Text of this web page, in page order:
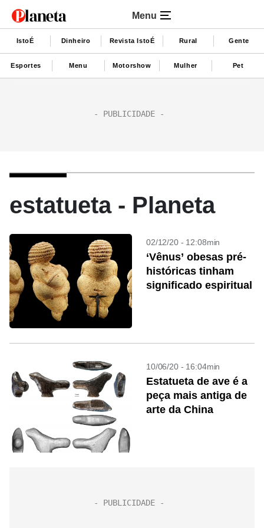
Menu
IstoÉ Dinheiro Revista IstoÉ Rural Gente
Esportes Menu Motorshow Mulher Pet
estatueta - Planeta
02/12/20 - 12:08min
‘Vênus’ obesas pré-
históricas tinham
significado espiritual
10/06/20 - 16:04min
Estatueta de ave é a
peça mais antiga de
arte da China